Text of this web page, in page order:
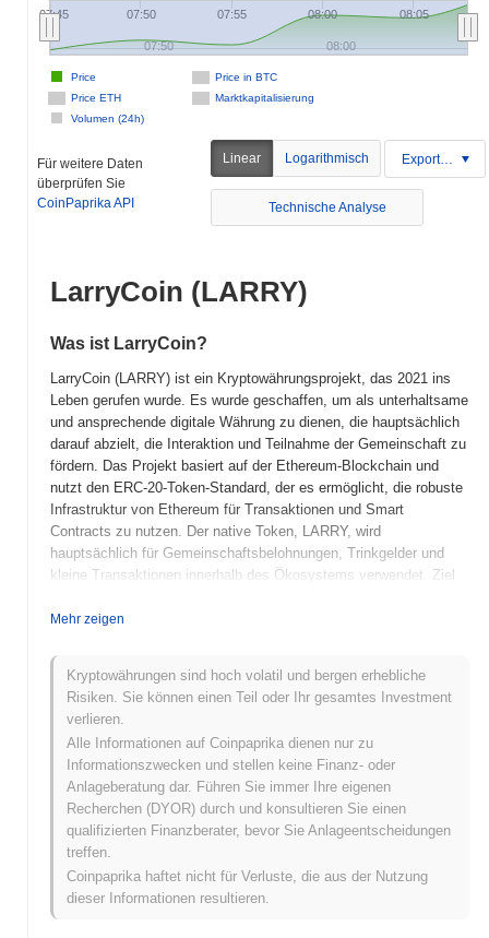
07:45 07:50 07:55 08:00 08:05
Price in BTC
Price ETH
Marktkapitalisierung
Volumen (24h)
Price
07:50 08:00
Für weitere Daten
überprüfen Sie
CoinPaprika API
Linear Logarithmisch Exportieren
Technische Analyse
LarryCoin (LARRY)
Was ist LarryCoin?
LarryCoin (LARRY) ist ein Kryptowährungsprojekt, das 2021 ins
Leben gerufen wurde. Es wurde geschaffen, um als unterhaltsame
und ansprechende digitale Währung zu dienen, die hauptsächlich
darauf abzielt, die Interaktion und Teilnahme der Gemeinschaft zu
fördern. Das Projekt basiert auf der Ethereum-Blockchain und
nutzt den ERC-20-Token-Standard, der es ermöglicht, die robuste
Infrastruktur von Ethereum für Transaktionen und Smart
Contracts zu nutzen. Der native Token, LARRY, wird
hauptsächlich für Gemeinschaftsbelohnungen, Trinkgelder und
kleine Transaktionen innerhalb des Ökosystems verwendet. Ziel
die Akzeptanz von Kryptowährungen im Alltag zu fördern.
gemeinschaftsorientierten Ansatz hervor und positioniert sich als
eine unbeschwerte Alternative im Kryptowährungsraum. Der
Fokus auf Gemeinschaftsengagement und Zugänglichkeit macht
es besonders bedeutend für Nutzer, die neu in der Welt der
digitalen Währungen sind.
Wann und wie begann LarryCoin?
LarryCoin entstand im März 2021, als ein Team von Entwicklern
sein Whitepaper veröffentlichte, das die Vision und technischen
Testnetz im Juni 2021, was Entwicklern und frühen Nutzern
ermöglichte, mit den Funktionen und Möglichkeiten der Plattform
Mehr zeigen
Kryptowährungen sind hoch volatil und bergen erhebliche
Risiken. Sie können einen Teil oder Ihr gesamtes Investment
verlieren.
Alle Informationen auf Coinpaprika dienen nur zu
Informationszwecken und stellen keine Finanz- oder
Anlageberatung dar. Führen Sie immer Ihre eigenen
Recherchen (DYOR) durch und konsultieren Sie einen
qualifizierten Finanzberater, bevor Sie Anlageentscheidungen
treffen.
Coinpaprika haftet nicht für Verluste, die aus der Nutzung
dieser Informationen resultieren.